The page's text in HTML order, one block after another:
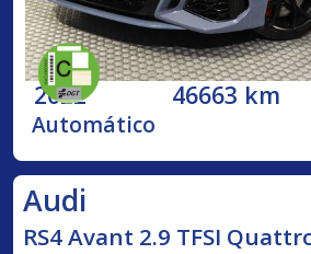
2022 46663 km
Automático
Audi
RS4 Avant 2.9 TFSI